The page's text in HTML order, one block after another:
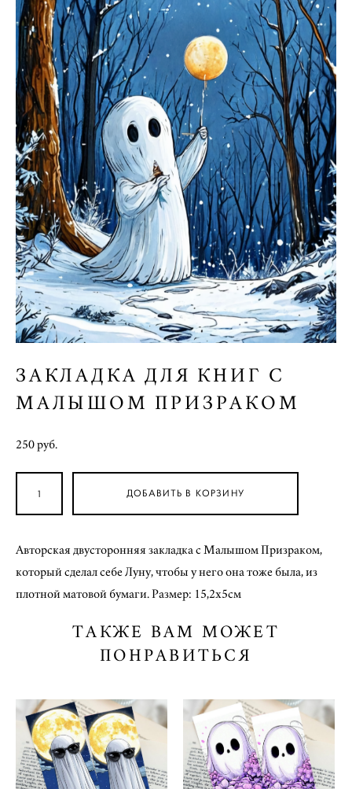
ЗАКЛАДКА ДЛЯ КНИГ С
МАЛЫШОМ ПРИЗРАКОМ
250 pуб.
ДОБАВИТЬ В КОРЗИНУ
Авторская двусторонняя закладка с Малышом Призраком,
который сделал себе Луну, чтобы у него она тоже была, из
плотной матовой бумаги. Размер: 15,2х5см
ТАКЖЕ ВАМ МОЖЕТ
ПОНРАВИТЬСЯ